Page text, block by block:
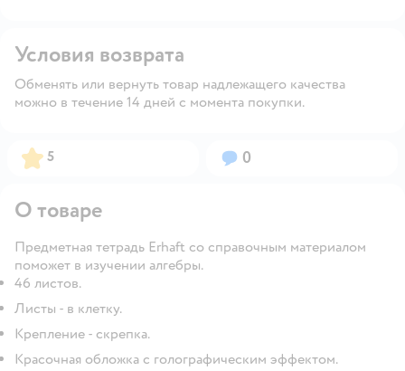
Условия возврата
Обменять или вернуть товар надлежащего качества
можно в течение 14 дней с момента покупки.
Рейтинг:
5 Вопросов:
0
О товаре
Предметная тетрадь Erhaft со справочным материалом
поможет в изучении алгебры.
46 листов.
Листы - в клетку.
Крепление - скрепка.
Красочная обложка с голографическим эффектом.